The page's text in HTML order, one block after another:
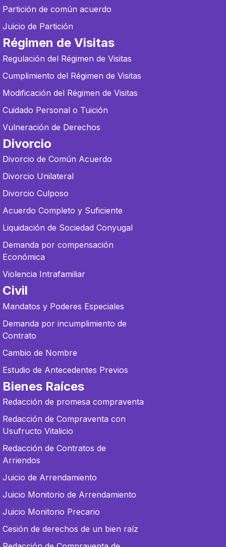
Partición de común acuerdo
Juicio de Partición
Régimen de Visitas
Regulación del Régimen de Visitas
Cumplimiento del Régimen de Visitas
Modificación del Régimen de Visitas
Cuidado Personal o Tuición
Vulneración de Derechos
Divorcio
Divorcio de Común Acuerdo
Divorcio Unilateral
Divorcio Culposo
Acuerdo Completo y Suficiente
Liquidación de Sociedad Conyugal
Demanda por compensación
Económica
Violencia Intrafamiliar
Civil
Mandatos y Poderes Especiales
Demanda por incumplimiento de
Contrato
Cambio de Nombre
Estudio de Antecedentes Previos
Bienes Raíces
Redacción de promesa compraventa
Redacción de Compraventa con
Usufructo Vitalicio
Redacción de Contratos de
Arriendos
Juicio de Arrendamiento
Juicio Monitorio de Arrendamiento
Juicio Monitorio Precario
Cesión de derechos de un bien raíz